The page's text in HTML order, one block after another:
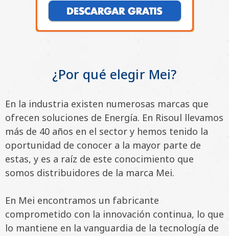
¿Por qué elegir Mei?
En la industria existen numerosas marcas que
ofrecen soluciones de Energía. En Risoul llevamos
más de 40 años en el sector y hemos tenido la
oportunidad de conocer a la mayor parte de
estas, y es a raíz de este conocimiento que
somos distribuidores de la marca Mei.
En Mei encontramos un fabricante
comprometido con la innovación continua, lo que
lo mantiene en la vanguardia de la tecnología de